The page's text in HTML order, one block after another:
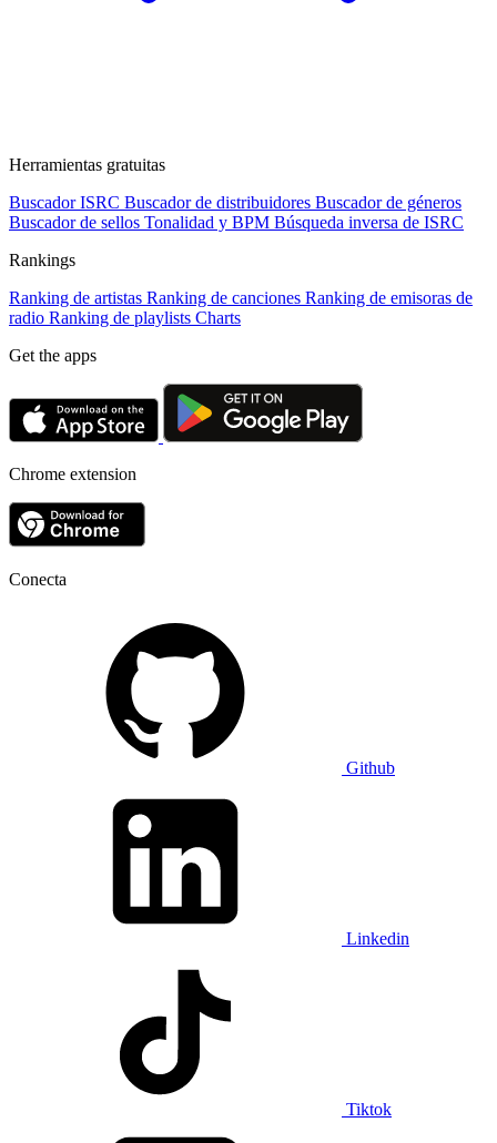
Herramientas gratuitas
Buscador ISRC Buscador de distribuidores Buscador de géneros
Buscador de sellos Tonalidad y BPM Búsqueda inversa de ISRC
Rankings
Ranking de artistas Ranking de canciones Ranking de emisoras de
radio Ranking de playlists Charts
Get the apps
Chrome extension
Conecta
Github
Linkedin
Tiktok